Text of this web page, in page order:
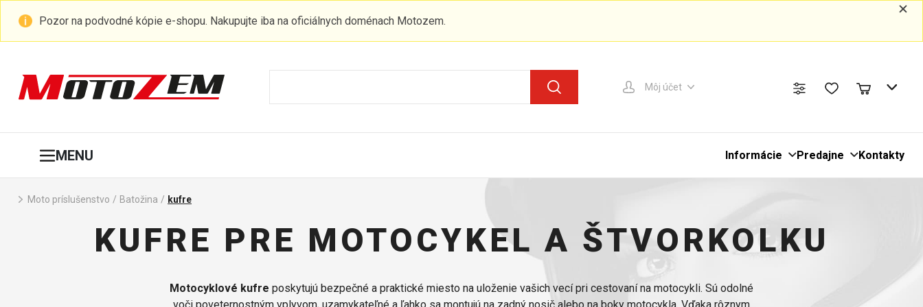
Pozor na podvodné kópie e-shopu. Nakupujte iba na oficiálnych doménach Motozem.
Môj účet
MENU Informácie Predajne Kontakty
Moto príslušenstvo / Batožina / kufre
KUFRE PRE MOTOCYKEL A ŠTVORKOLKU
Motocyklové kufre poskytujú bezpečné a praktické miesto na uloženie vašich vecí pri cestovaní na motocykli. Sú odolné